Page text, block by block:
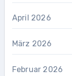
April 2026
März 2026
Februar 2026